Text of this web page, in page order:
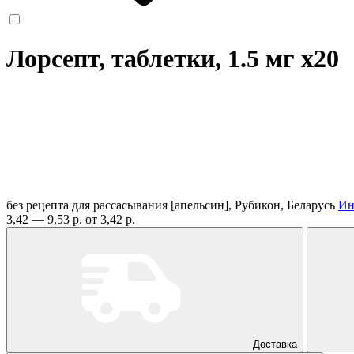
Лорсепт, таблетки, 1.5 мг x20
без рецепта для рассасывания [апельсин], Рубикон, Беларусь
3,42 — 9,53 р. от 3,42 р.
Доставка